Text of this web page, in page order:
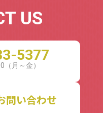
US
5377
問い合わせ